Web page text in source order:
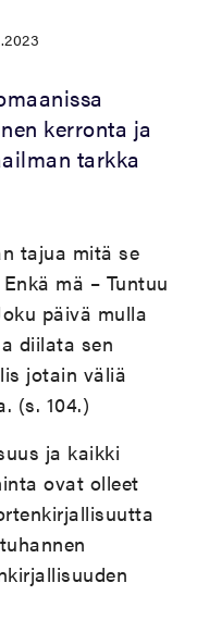
kerronta ja
tarkka
tajua mitä se
mä – Tuntuu
päivä mulla
diilata sen
jotain väliä
(s. 104.)
ja kaikki
ovat olleet